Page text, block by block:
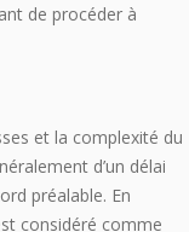
de procéder à
et la complexité du
d’un délai
préalable. En
considéré comme